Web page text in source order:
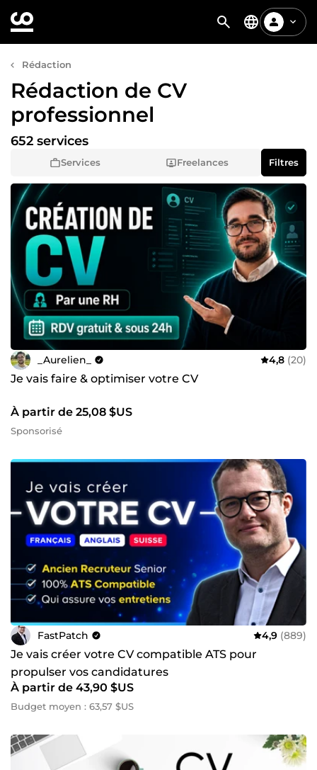
Rédaction
Rédaction de CV
professionnel
Services Freelances
652 services
Filtres
_Aurelien_ 4,8 (20)
Je vais faire & optimiser votre CV
À partir de 25,08 $US
Sponsorisé
FastPatch 4,9 (889)
Je vais créer votre CV compatible ATS pour
propulser vos candidatures
À partir de 43,90 $US
Budget moyen : 63,57 $US